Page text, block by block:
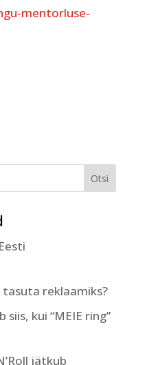
mentorluse-
reklaamiks?
kui “MEIE ring”
jätkub